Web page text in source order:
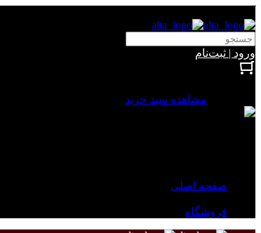
ورود | ثبت‌نام
مشاهده سبد خرید
صفحه اصلی
فروشگاه